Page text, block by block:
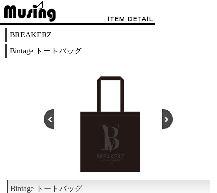
BREAKERZ
Bintage トートバッグ
Bintage トートバッグ